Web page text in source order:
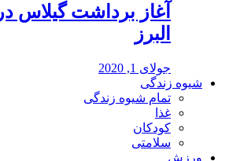
آغاز برداشت گیلاس
البرز
جولای 1, 2020
شیوه زندگی
تمام شیوه زندگی
غذا
کودکان
سلامتی
ورزش